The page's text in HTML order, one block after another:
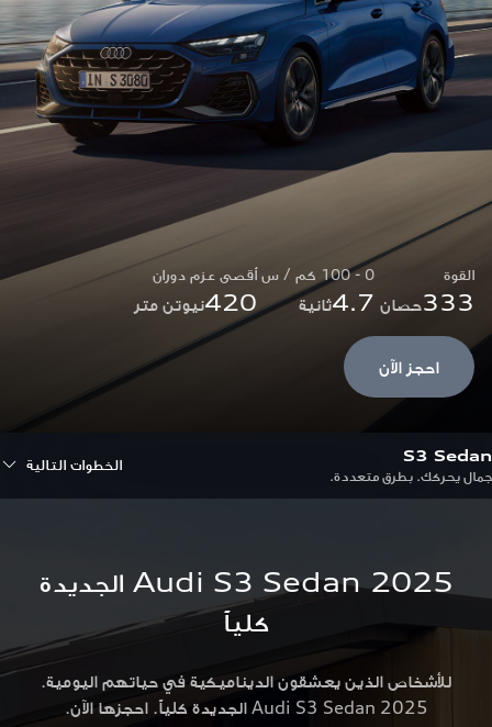
القوة
333حصان
0 - 100 كم / س
4.7ثانية
أقصى عزم دوران
420نيوتن متر
احجز الآن
S3 Sedan
جمال يحركك. بطرق متعددة.
الخطوات التالية
Audi S3 Sedan 2025 الجديدة
كلياً
للأشخاص الذين يعشقون الديناميكية في حياتهم اليومية.
Audi S3 Sedan 2025 الجديدة كلياً. احجزها الآن.